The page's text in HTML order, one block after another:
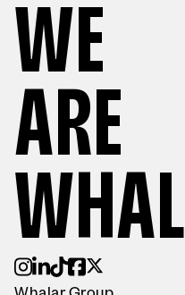
WE
ARE
WHAL